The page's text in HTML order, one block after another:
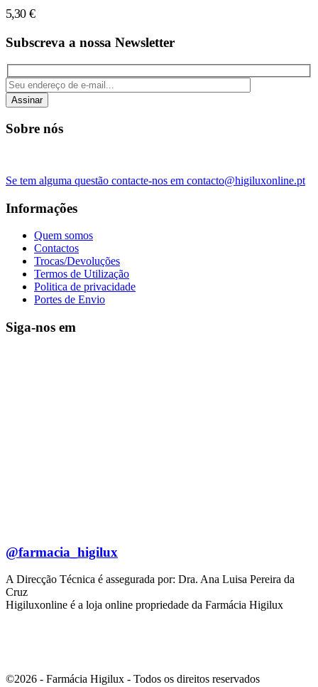
5,30 €
Subscreva a nossa Newsletter
Assinar
Sobre nós
Se tem alguma questão contacte-nos em contacto@higiluxonline.pt
Informações
Quem somos
Contactos
Trocas/Devoluções
Termos de Utilização
Politica de privacidade
Portes de Envio
Siga-nos em
@farmacia_higilux
A Direcção Técnica é assegurada por: Dra. Ana Luisa Pereira da
Cruz
Higiluxonline é a loja online propriedade da Farmácia Higilux
©2026 - Farmácia Higilux - Todos os direitos reservados